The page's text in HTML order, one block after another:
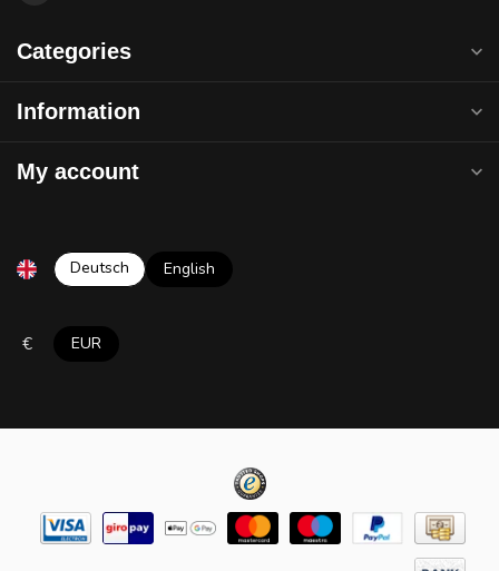
Categories
Information
My account
Deutsch English
€ EUR